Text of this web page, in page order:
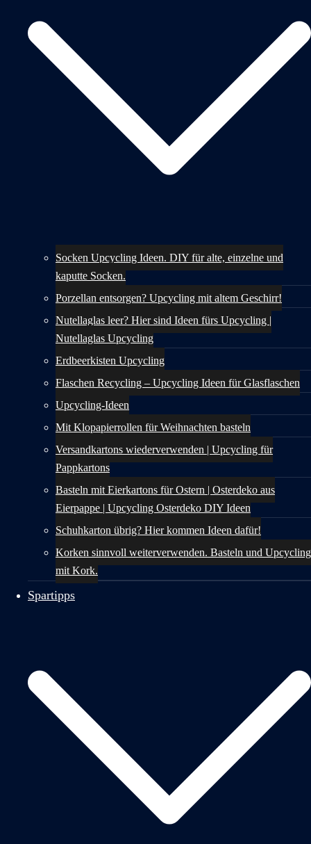
Socken Upcycling Ideen. DIY für alte, einzelne und
kaputte Socken.
Porzellan entsorgen? Upcycling mit altem Geschirr!
Nutellaglas leer? Hier sind Ideen fürs Upcycling |
Nutellaglas Upcycling
Erdbeerkisten Upcycling
Flaschen Recycling – Upcycling Ideen für Glasflaschen
Upcycling-Ideen
Mit Klopapierrollen für Weihnachten basteln
Versandkartons wiederverwenden | Upcycling für
Pappkartons
Basteln mit Eierkartons für Ostern | Osterdeko aus
Eierpappe | Upcycling Osterdeko DIY Ideen
Schuhkarton übrig? Hier kommen Ideen dafür!
Korken sinnvoll weiterverwenden. Basteln und Upcycling
mit Kork.
Spartipps